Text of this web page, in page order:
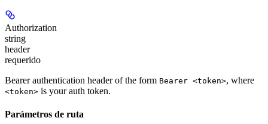
Authorization
string
header
requerido
Bearer authentication header of the form Bearer <token>, where
<token> is your auth token.
Parámetros de ruta